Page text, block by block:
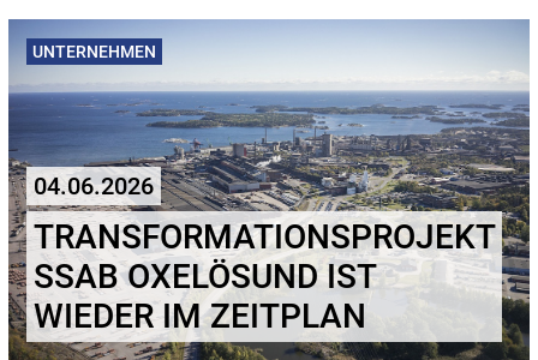
UNTERNEHMEN
04.06.2026
TRANSFORMATIONSPROJEKT
SSAB OXELÖSUND IST
WIEDER IM ZEITPLAN